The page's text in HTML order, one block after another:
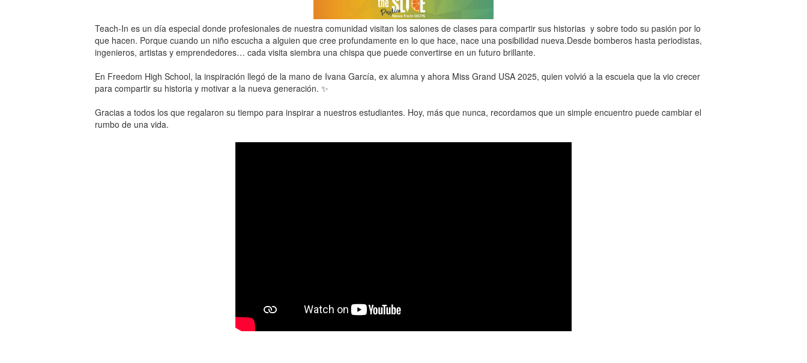
Teach-In es un día especial donde profesionales de nuestra comunidad visitan los salones de clases para compartir sus historias y sobre todo su pasión por lo
que hacen. Porque cuando un niño escucha a alguien que cree profundamente en lo que hace, nace una posibilidad nueva.Desde bomberos hasta periodistas,
ingenieros, artistas y emprendedores… cada visita siembra una chispa que puede convertirse en un futuro brillante.
En Freedom High School, la inspiración llegó de la mano de Ivana García, ex alumna y ahora Miss Grand USA 2025, quien volvió a la escuela que la vio crecer
para compartir su historia y motivar a la nueva generación. ✨
Gracias a todos los que regalaron su tiempo para inspirar a nuestros estudiantes. Hoy, más que nunca, recordamos que un simple encuentro puede cambiar el
rumbo de una vida.